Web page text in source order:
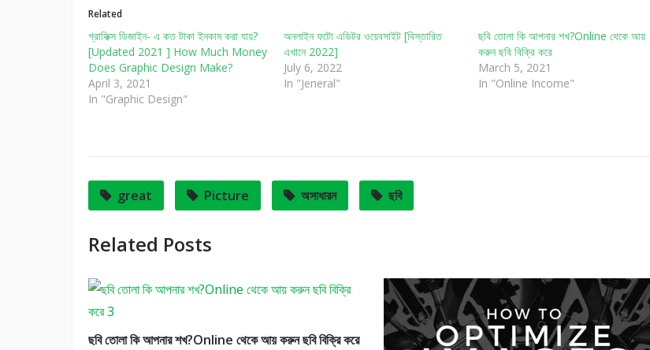
Related
গ্রাফিক্স ডিজাইন- এ কত টাকা ইনকাম করা যায়?
[Updated 2021 ] How Much Money
Does Graphic Design Make?
April 3, 2021
In "Graphic Design"
অনলাইন ফটো এডিটর ওয়েবসাইট [বিস্তারিত
এখানে 2022]
July 6, 2022
In "Jeneral"
ছবি তোলা কি আপনার শখ?Online থেকে আয়
করুন ছবি বিক্রি করে
March 5, 2021
In "Online Income"
great Picture অসাধারন ছবি
Related Posts
ছবি তোলা কি আপনার শখ?Online থেকে আয় করুন ছবি বিক্রি করে